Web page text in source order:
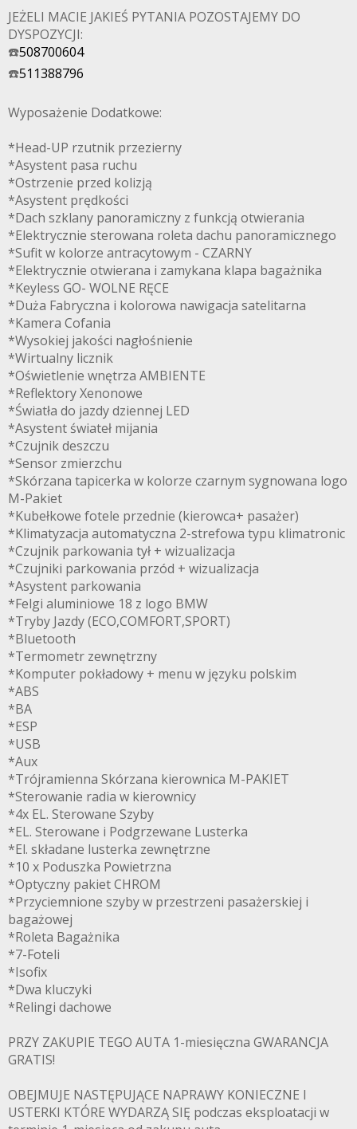
JEŻELI MACIE JAKIEŚ PYTANIA POZOSTAJEMY DO
DYSPOZYCJI:
☎️508700604
☎️511388796
Wyposażenie Dodatkowe:
*Head-UP rzutnik przezierny
*Asystent pasa ruchu
*Ostrzenie przed kolizją
*Asystent prędkości
*Dach szklany panoramiczny z funkcją otwierania
*Elektrycznie sterowana roleta dachu panoramicznego
*Sufit w kolorze antracytowym - CZARNY
*Elektrycznie otwierana i zamykana klapa bagażnika
*Keyless GO- WOLNE RĘCE
*Duża Fabryczna i kolorowa nawigacja satelitarna
*Kamera Cofania
*Wysokiej jakości nagłośnienie
*Wirtualny licznik
*Oświetlenie wnętrza AMBIENTE
*Reflektory Xenonowe
*Światła do jazdy dziennej LED
*Asystent świateł mijania
*Czujnik deszczu
*Sensor zmierzchu
*Skórzana tapicerka w kolorze czarnym sygnowana logo
M-Pakiet
*Kubełkowe fotele przednie (kierowca+ pasażer)
*Klimatyzacja automatyczna 2-strefowa typu klimatronic
*Czujnik parkowania tył + wizualizacja
*Czujniki parkowania przód + wizualizacja
*Asystent parkowania
*Felgi aluminiowe 18 z logo BMW
*Tryby Jazdy (ECO,COMFORT,SPORT)
*Bluetooth
*Termometr zewnętrzny
*Komputer pokładowy + menu w języku polskim
*ABS
*BA
*ESP
*USB
*Aux
*Trójramienna Skórzana kierownica M-PAKIET
*Sterowanie radia w kierownicy
*4x EL. Sterowane Szyby
*EL. Sterowane i Podgrzewane Lusterka
*El. składane lusterka zewnętrzne
*10 x Poduszka Powietrzna
*Optyczny pakiet CHROM
*Przyciemnione szyby w przestrzeni pasażerskiej i
bagażowej
*Roleta Bagażnika
*7-Foteli
*Isofix
*Dwa kluczyki
*Relingi dachowe
PRZY ZAKUPIE TEGO AUTA 1-miesięczna GWARANCJA
GRATIS!
OBEJMUJE NASTĘPUJĄCE NAPRAWY KONIECZNE I
USTERKI KTÓRE WYDARZĄ SIĘ podczas eksploatacji w